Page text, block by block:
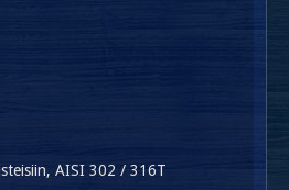
AISI 302 / 316T